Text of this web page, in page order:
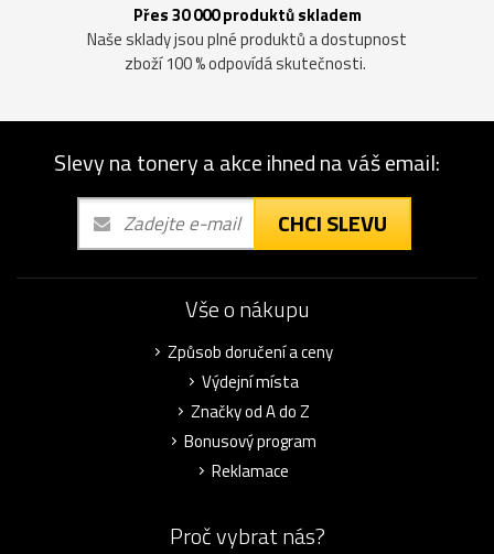
Přes 30 000 produktů skladem
Naše sklady jsou plné produktů a dostupnost
zboží 100 % odpovídá skutečnosti.
Slevy na tonery a akce ihned na váš email:
CHCI SLEVU
Vše o nákupu
Způsob doručení a ceny
Výdejní místa
Značky od A do Z
Bonusový program
Reklamace
Proč vybrat nás?